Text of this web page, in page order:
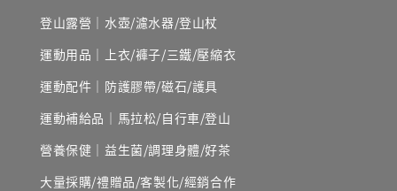
登山露營｜水壺/濾水器/登山杖
運動用品｜上衣/褲子/三鐵/壓縮衣
運動配件｜防護膠帶/磁石/護具
運動補給品｜馬拉松/自行車/登山
營養保健｜益生菌/調理身體/好茶
大量採購/禮贈品/客製化/經銷合作